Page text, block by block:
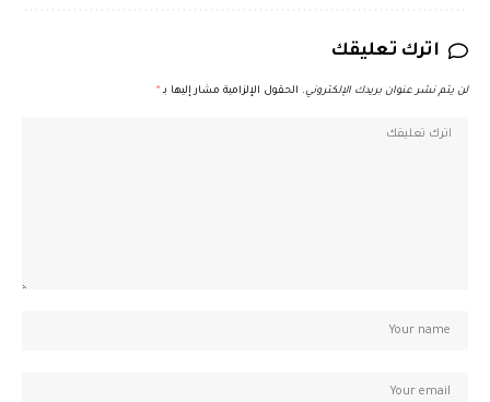
اترك تعليقك
لن يتم نشر عنوان بريدك الإلكتروني. الحقول الإلزامية مشار إليها بـ *